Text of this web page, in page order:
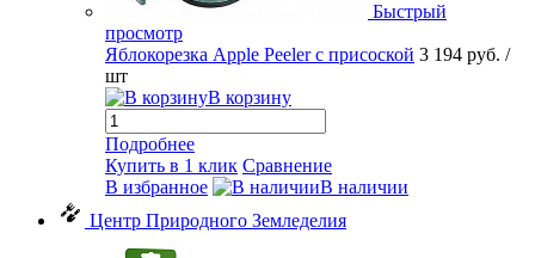
Быстрый
просмотр
Яблокорезка Apple Peeler с присоской 3 194 руб. /
шт
В корзину
Подробнее
Купить в 1 клик Сравнение
В избранное
В наличии
Центр Природного Земледелия